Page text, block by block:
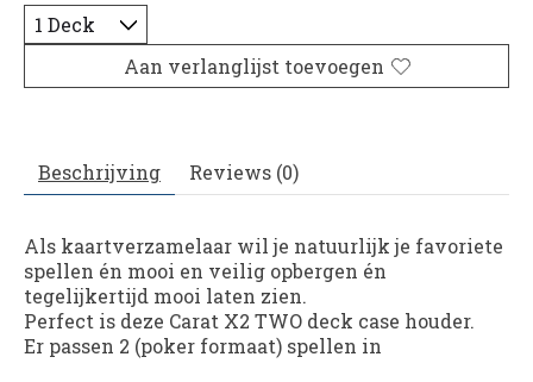
Aan verlanglijst toevoegen
Beschrijving Reviews (0)
Als kaartverzamelaar wil je natuurlijk je favoriete
spellen én mooi en veilig opbergen én
tegelijkertijd mooi laten zien.
Perfect is deze Carat X2 TWO deck case houder.
Er passen 2 (poker formaat) spellen in